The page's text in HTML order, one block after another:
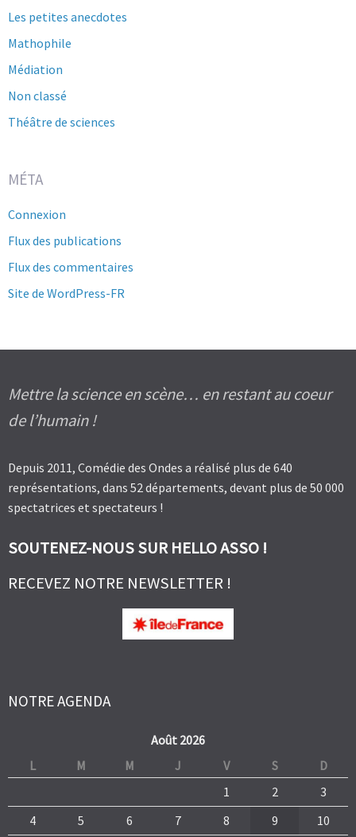
Les petites anecdotes
Mathophile
Médiation
Non classé
Théâtre de sciences
MÉTA
Connexion
Flux des publications
Flux des commentaires
Site de WordPress-FR
Mettre la science en scène… en restant au coeur
de l’humain !
Depuis 2011, Comédie des Ondes a réalisé plus de 640
représentations, dans 52 départements, devant plus de 50 000
spectatrices et spectateurs !
SOUTENEZ-NOUS SUR HELLO ASSO !
RECEVEZ NOTRE NEWSLETTER !
NOTRE AGENDA
Août 2026
L
M M J V S
D
1
2
3
4
5 6 7 8 9
10